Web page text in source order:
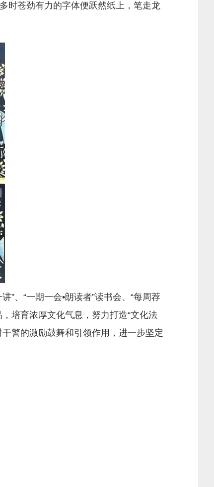
苍劲有力的字体便跃然纸上，笔走龙
、“一期一会•朗读者”读书会、“每周荐
培育浓厚文化气息，努力打造“文化法
警的激励鼓舞和引领作用，进一步坚定